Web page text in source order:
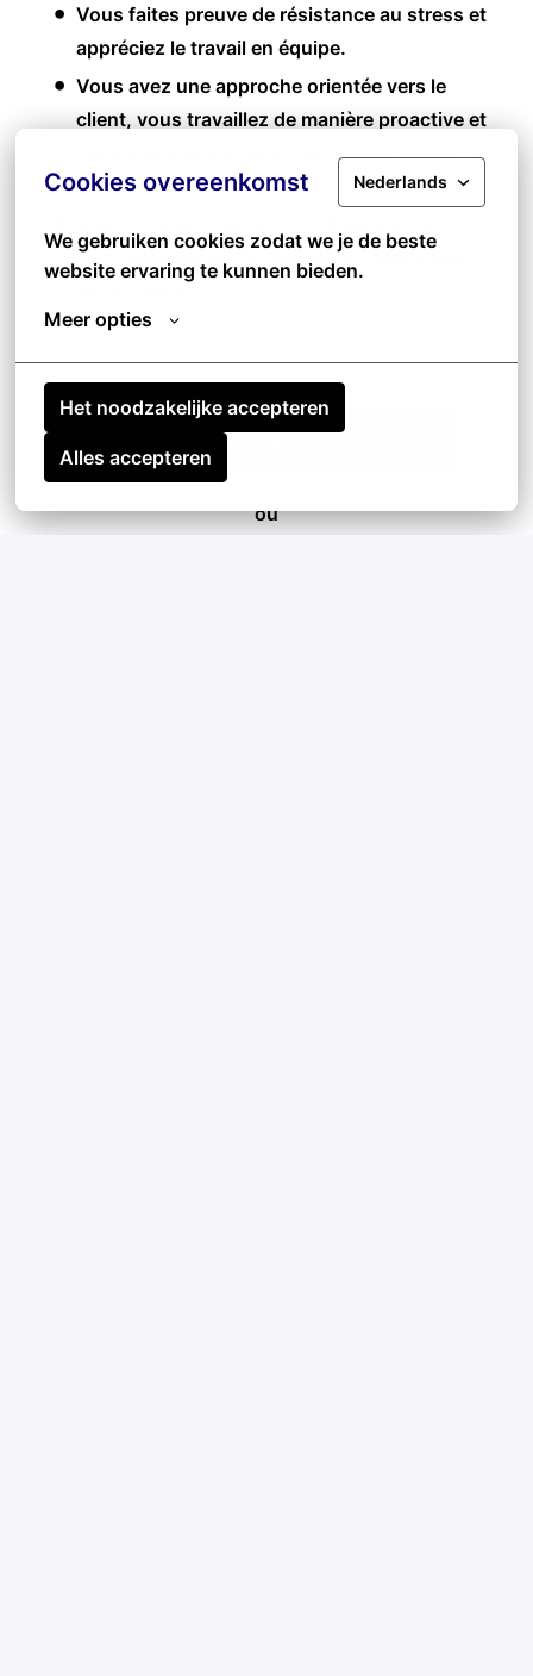
Cookies overeenkomst Nederlands
We gebruiken cookies zodat we je de beste
website ervaring te kunnen bieden.
Meer opties
Het noodzakelijke accepteren
Alles accepteren
Vous faites preuve de résistance au stress et
appréciez le travail en équipe.
Vous avez une approche orientée vers le
client, vous travaillez de manière proactive et
vous appréciez trouver des solutions pour vos
clients.
connaissance de l’anglais ou du néerlandais
est un atout.
Postuler
ou